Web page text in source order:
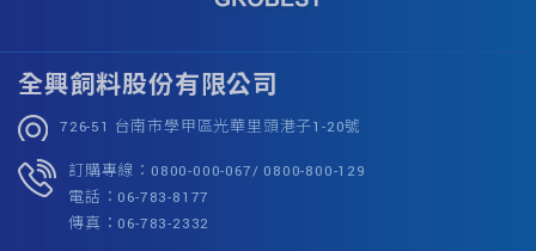
全興飼料股份有限公司
726-51 台南市學甲區光華里頭港子1-20號
訂購專線：0800-000-067/ 0800-800-129
電話：06-783-8177
傳真：06-783-2332